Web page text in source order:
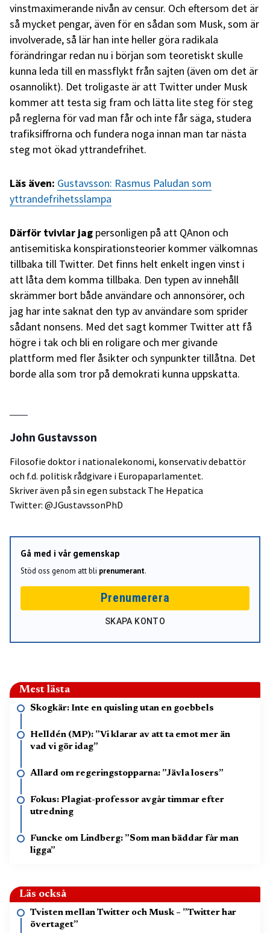
vinstmaximerande nivån av censur. Och eftersom det är
så mycket pengar, även för en sådan som Musk, som är
involverade, så lär han inte heller göra radikala
förändringar redan nu i början som teoretiskt skulle
kunna leda till en massflykt från sajten (även om det är
osannolikt). Det troligaste är att Twitter under Musk
kommer att testa sig fram och lätta lite steg för steg
på reglerna för vad man får och inte får säga, studera
trafiksiffrorna och fundera noga innan man tar nästa
steg mot ökad yttrandefrihet.
Läs även: Gustavsson: Rasmus Paludan som
yttrandefrihetsslampa
Därför tvivlar jag personligen på att QAnon och
antisemitiska konspirationsteorier kommer välkomnas
tillbaka till Twitter. Det finns helt enkelt ingen vinst i
att låta dem komma tillbaka. Den typen av innehåll
skrämmer bort både användare och annonsörer, och
jag har inte saknat den typ av användare som sprider
sådant nonsens. Med det sagt kommer Twitter att få
högre i tak och bli en roligare och mer givande
plattform med fler åsikter och synpunkter tillåtna. Det
borde alla som tror på demokrati kunna uppskatta.
John Gustavsson
Filosofie doktor i nationalekonomi, konservativ debattör
och f.d. politisk rådgivare i Europaparlamentet.
Skriver även på sin egen substack The Hepatica
Twitter: @JGustavssonPhD
Gå med i vår gemenskap
Stöd oss genom att bli prenumerant.
Prenumerera
SKAPA KONTO
Mest lästa
Skogkär: Inte en quisling utan en goebbels
Helldén (MP): ”Vi klarar av att ta emot mer än
vad vi gör idag”
Allard om regeringstopparna: ”Jävla losers”
Fokus: Plagiat-professor avgår timmar efter
utredning
Funcke om Lindberg: ”Som man bäddar får man
ligga”
Läs också
Tvisten mellan Twitter och Musk – ”Twitter har
övertaget”